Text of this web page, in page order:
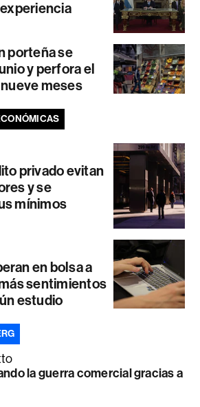
porteña se
y perfora el
meses
privado evitan
y se
mínimos
en bolsa a
sentimientos
estudio
la guerra comercial gracias a